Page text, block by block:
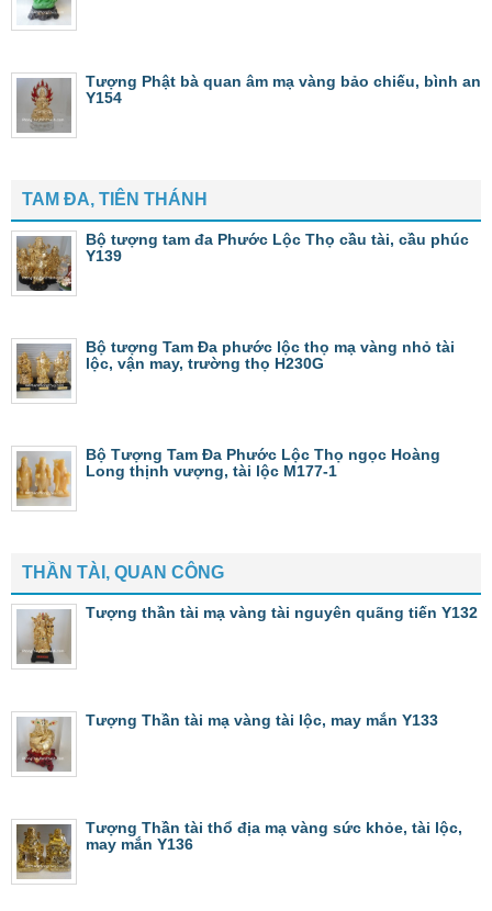
Tượng Phật bà quan âm mạ vàng bảo chiếu, bình an
Y154
TAM ĐA, TIÊN THÁNH
Bộ tượng tam đa Phước Lộc Thọ cầu tài, cầu phúc
Y139
Bộ tượng Tam Đa phước lộc thọ mạ vàng nhỏ tài
lộc, vận may, trường thọ H230G
Bộ Tượng Tam Đa Phước Lộc Thọ ngọc Hoàng
Long thịnh vượng, tài lộc M177-1
THẦN TÀI, QUAN CÔNG
Tượng thần tài mạ vàng tài nguyên quãng tiến Y132
Tượng Thần tài mạ vàng tài lộc, may mắn Y133
Tượng Thần tài thổ địa mạ vàng sức khỏe, tài lộc,
may mắn Y136